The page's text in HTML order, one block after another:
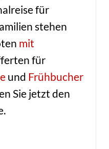
für
stehen
mit
für
und Frühbucher
Sie jetzt den